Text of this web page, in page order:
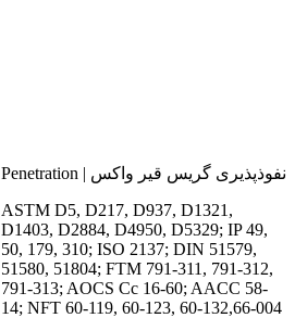
Penetration | نفوذپذیری گریس قیر واکس
ASTM D5, D217, D937, D1321,
D1403, D2884, D4950, D5329; IP 49,
50, 179, 310; ISO 2137; DIN 51579,
51580, 51804; FTM 791-311, 791-312,
791-313; AOCS Cc 16-60; AACC 58-
14; NFT 60-119, 60-123, 60-132,66-004